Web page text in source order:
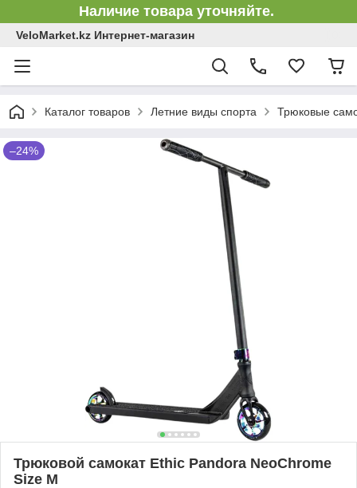
Наличие товара уточняйте.
VeloMarket.kz Интернет-магазин
Каталог товаров Летние виды спорта Трюковые
–24%
Трюковой самокат Ethic Pandora NeoChrome
Size M